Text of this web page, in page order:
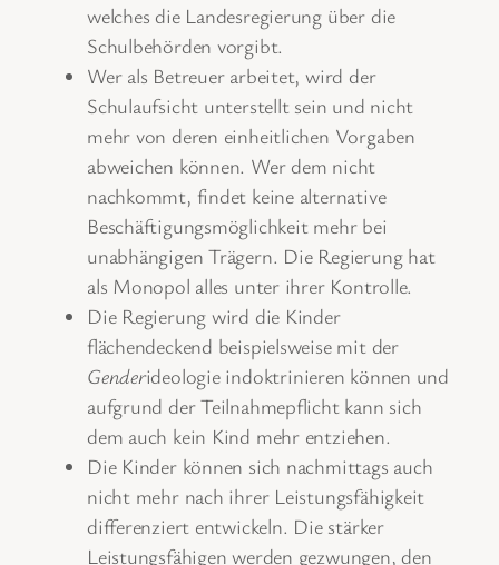
welches die Landesregierung über die
Schulbehörden vorgibt.
Wer als Betreuer arbeitet, wird der
Schulaufsicht unterstellt sein und nicht
mehr von deren einheitlichen Vorgaben
abweichen können. Wer dem nicht
nachkommt, findet keine alternative
Beschäftigungsmöglichkeit mehr bei
unabhängigen Trägern. Die Regierung hat
als Monopol alles unter ihrer Kontrolle.
Die Regierung wird die Kinder
flächendeckend beispielsweise mit der
Genderideologie indoktrinieren können und
aufgrund der Teilnahmepflicht kann sich
dem auch kein Kind mehr entziehen.
Die Kinder können sich nachmittags auch
nicht mehr nach ihrer Leistungsfähigkeit
differenziert entwickeln. Die stärker
Leistungsfähigen werden gezwungen, den